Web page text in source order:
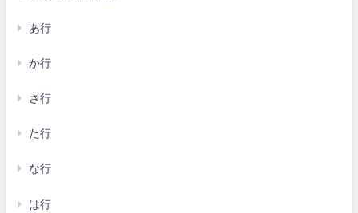
あ行
か行
さ行
た行
な行
は行